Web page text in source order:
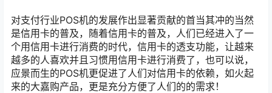
对支付行业POS机的发展作出显著贡献的首当其冲的当然
是信用卡的普及，随着信用卡的普及，人们已经进入了一
个用信用卡进行消费的时代，信用卡的透支功能，让越来
越多的人喜欢并且习惯用信用卡进行消费了，也可以说，
应景而生的POS机更促进了人们对信用卡的依赖，如火起
来的大嘉购产品，更是充分方便了人们的的需求！